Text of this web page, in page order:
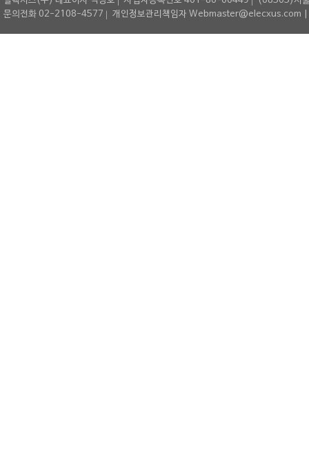
문의전화 02-2108-4577
개인정보관리책임자